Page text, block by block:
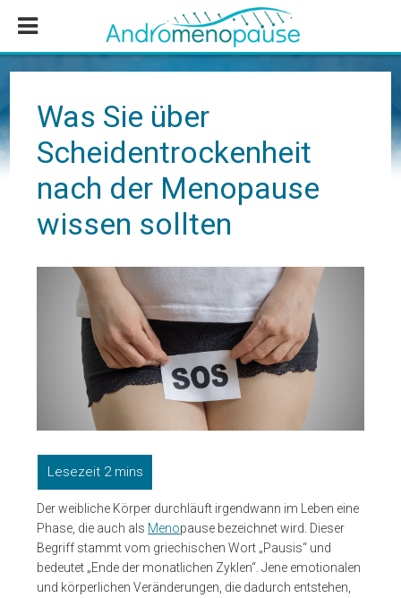
Inhalt
springen
Seitenspalte
springen
Fußzeile
springen
Was Sie über
Scheidentrockenheit
nach der Menopause
wissen sollten
Der weibliche Körper durchläuft irgendwann im Leben eine
Phase, die auch als Menopause bezeichnet wird. Dieser
Begriff stammt vom griechischen Wort „Pausis“ und
bedeutet „Ende der monatlichen Zyklen“. Jene emotionalen
und körperlichen Veränderungen, die dadurch entstehen,